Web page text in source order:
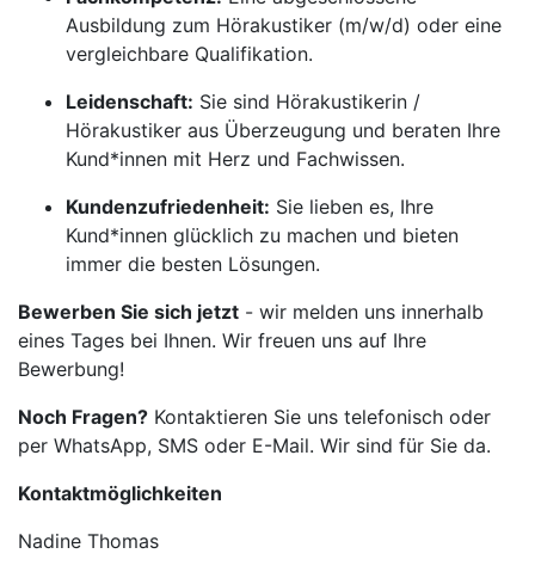
Ausbildung zum Hörakustiker (m/w/d) oder eine
vergleichbare Qualifikation.
Leidenschaft: Sie sind Hörakustikerin /
Hörakustiker aus Überzeugung und beraten Ihre
Kund*innen mit Herz und Fachwissen.
Kundenzufriedenheit: Sie lieben es, Ihre
Kund*innen glücklich zu machen und bieten
immer die besten Lösungen.
Bewerben Sie sich jetzt - wir melden uns innerhalb
eines Tages bei Ihnen. Wir freuen uns auf Ihre
Bewerbung!
Noch Fragen? Kontaktieren Sie uns telefonisch oder
per WhatsApp, SMS oder E-Mail. Wir sind für Sie da.
Kontaktmöglichkeiten
Nadine Thomas